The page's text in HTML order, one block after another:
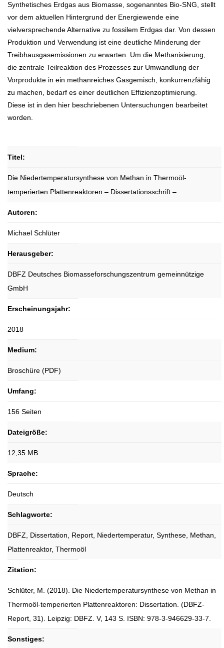
Synthetisches Erdgas aus Biomasse, sogenanntes Bio-SNG, stellt
vor dem aktuellen Hintergrund der Energiewende eine
vielversprechende Alternative zu fossilem Erdgas dar. Von dessen
Produktion und Verwendung ist eine deutliche Minderung der
Treibhausgasemissionen zu erwarten. Um die Methanisierung,
die zentrale Teilreaktion des Prozesses zur Umwandlung der
Vorprodukte in ein methanreiches Gasgemisch, konkurrenzfähig
zu machen, bedarf es einer deutlichen Effizienzoptimierung.
Diese ist in den hier beschriebenen Untersuchungen bearbeitet
worden.
Titel:
Die Niedertemperatursynthese von Methan in Thermoöl-
temperierten Plattenreaktoren – Dissertationsschrift –
Autoren:
Michael Schlüter
Herausgeber:
DBFZ Deutsches Biomasseforschungszentrum gemeinnützige
GmbH
Erscheinungsjahr:
2018
Medium:
Broschüre (PDF)
Umfang:
156 Seiten
Dateigröße:
12,35 MB
Sprache:
Deutsch
Schlagworte:
DBFZ, Dissertation, Report, Niedertemperatur, Synthese, Methan,
Plattenreaktor, Thermoöl
Zitation:
Schlüter, M. (2018). Die Niedertemperatursynthese von Methan in
Thermoöl-temperierten Plattenreaktoren: Dissertation. (DBFZ-
Report, 31). Leipzig: DBFZ. V, 143 S. ISBN: 978-3-946629-33-7.
Sonstiges: